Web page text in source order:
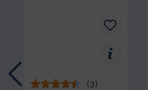
(3)